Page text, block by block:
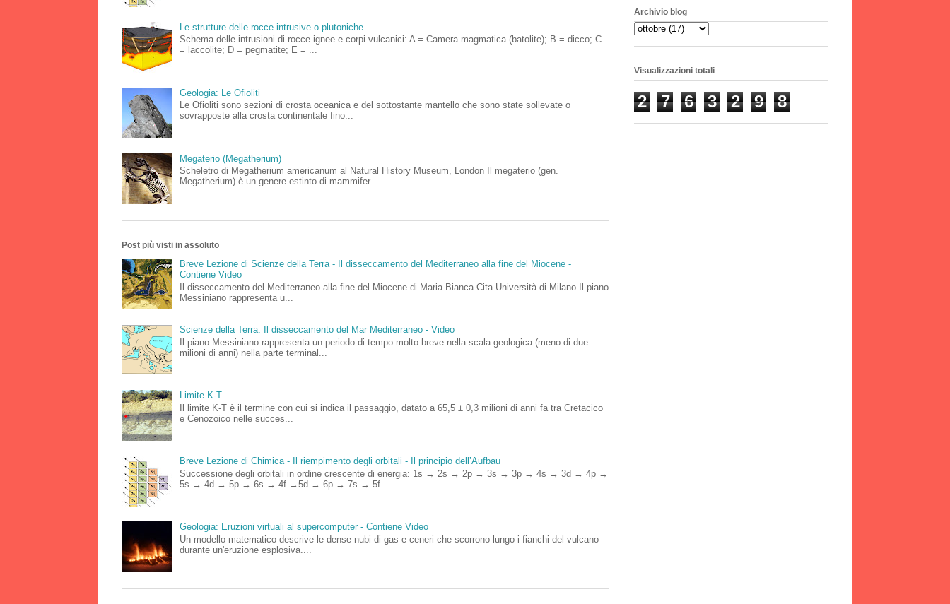
Le strutture delle rocce intrusive o plutoniche
Schema delle intrusioni di rocce ignee e corpi vulcanici: A = Camera magmatica (batolite); B = dicco; C
= laccolite; D = pegmatite; E = ...
Geologia: Le Ofioliti
Le Ofioliti sono sezioni di crosta oceanica e del sottostante mantello che sono state sollevate o
sovrapposte alla crosta continentale fino...
Megaterio (Megatherium)
Scheletro di Megatherium americanum al Natural History Museum, London Il megaterio (gen.
Megatherium) è un genere estinto di mammifer...
Post più visti in assoluto
Breve Lezione di Scienze della Terra - Il disseccamento del Mediterraneo alla fine del Miocene -
Contiene Video
Il disseccamento del Mediterraneo alla fine del Miocene di Maria Bianca Cita Università di Milano Il piano
Messiniano rappresenta u...
Scienze della Terra: Il disseccamento del Mar Mediterraneo - Video
Il piano Messiniano rappresenta un periodo di tempo molto breve nella scala geologica (meno di due
milioni di anni) nella parte terminal...
Limite K-T
Il limite K-T è il termine con cui si indica il passaggio, datato a 65,5 ± 0,3 milioni di anni fa tra Cretacico
e Cenozoico nelle succes...
Breve Lezione di Chimica - Il riempimento degli orbitali - Il principio dell’Aufbau
Successione degli orbitali in ordine crescente di energia: 1s → 2s → 2p → 3s → 3p → 4s → 3d → 4p →
5s → 4d → 5p → 6s → 4f →5d → 6p → 7s → 5f...
Geologia: Eruzioni virtuali al supercomputer - Contiene Video
Un modello matematico descrive le dense nubi di gas e ceneri che scorrono lungo i fianchi del vulcano
durante un'eruzione esplosiva....
Archivio blog
Visualizzazioni totali
2 7 6 3 2 9 8